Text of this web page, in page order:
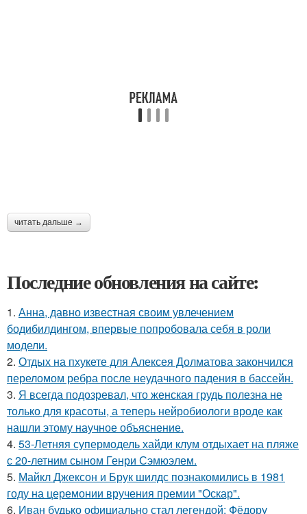
читать дальше →
Последние обновления на сайте:
1. Анна, давно известная своим увлечением
бодибилдингом, впервые попробовала себя в роли
модели.
2. Отдых на пхукете для Алексея Долматова закончился
переломом ребра после неудачного падения в бассейн.
3. Я всегда подозревал, что женская грудь полезна не
только для красоты, а теперь нейробиологи вроде как
нашли этому научное объяснение.
4. 53-Летняя супермодель хайди клум отдыхает на пляже
с 20-летним сыном Генри Сэмюэлем.
5. Майкл Джексон и Брук шилдс познакомились в 1981
году на церемонии вручения премии "Оскар".
6. Иван будько официально стал легендой: Фёдору